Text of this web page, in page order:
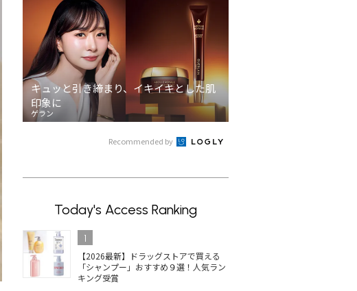
キュッと引き締まり、イキイキとした肌
印象に
ゲラン
Recommended by
Today's Access Ranking
1
【2026最新】ドラッグストアで買える
「シャンプー」おすすめ９選！人気ラン
キング受賞